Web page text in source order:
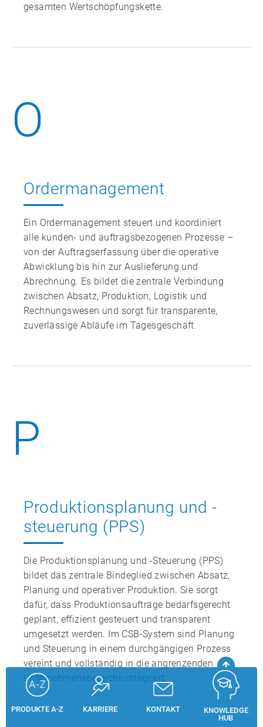
gesamten Wertschöpfungskette.
O
Ordermanagement
Ein Ordermanagement steuert und koordiniert
alle kunden‑ und auftragsbezogenen Prozesse –
von der Auftragserfassung über die operative
Abwicklung bis hin zur Auslieferung und
Abrechnung. Es bildet die zentrale Verbindung
zwischen Absatz, Produktion, Logistik und
Rechnungswesen und sorgt für transparente,
zuverlässige Abläufe im Tagesgeschäft.
P
Produktionsplanung und -
steuerung (PPS)
Die Produktionsplanung und ‑Steuerung (PPS)
bildet das zentrale Bindeglied zwischen Absatz,
Planung und operativer Produktion. Sie sorgt
dafür, dass Produktionsaufträge bedarfsgerecht
geplant, effizient gesteuert und transparent
umgesetzt werden. Im CSB‑System sind Planung
und Steuerung in einem durchgängigen Prozess
vereint und vollständig in die angrenzenden
Unternehmensbereiche integriert.
PRODUKTE A-Z KARRIERE KONTAKT
KNOWLEDGE
HUB